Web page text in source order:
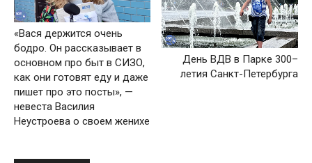
«Вася держится очень
бодро. Он рассказывает в
основном про быт в СИЗО,
как они готовят еду и даже
пишет про это посты», —
невеста Василия
Неустроева о своем женихе
День ВДВ в Парке 300–
летия Санкт-Петербурга